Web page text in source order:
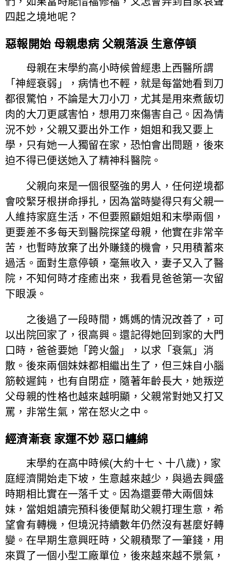
四起之境地呢？
惡報開始 母親患病 父親落淚 生意停頓
母親在末學約高小時候曾經患上西醫所謂
「神經衰弱」，病情也不輕，就是每當她看到刀
都很驚怕，不論是大刀小刀，尤其是用來煮飯切
肉的大刀更感害怕，想用刀來傷害自己。因為情
況不妙，父親又要出外工作，姐姐和我又要上
學，只有她一人獨留在家，恐怕會出問題，後來
迫不得已便送她入了精神科醫院。
父親向來是一個很堅強的男人，任何逆境都
會咬緊牙根拼命掙扎，因為當時變得只有父親一
人維持家庭生活，不但要照顧姐姐和末學兩個，
更要差不多每天到醫院探望母親，他實在非常辛
苦，也暫時放棄了出外賺錢的機會，只用積蓄來
過活。面對生意停頓，毫無收入，妻子又入了醫
院，不知何時才痊癒出來，我看見爸爸第一次留
下眼淚。
之後過了一段時間，媽媽的情況改善了，可
以出院回家了，很高興。還記得她回到家的大門
口時，爸爸要她「跨火盤」，以求「衰氣」消
散。後來兩個妹妹都相繼出生了，但三妹自小腦
筋較遲鈍，也有自閉症，隨著年齡長大，她叛逆
父母親的性格也越來越明顯，父親常對她又打又
罵，非常生氣，常在怒火之中。
經濟漸衰 家運不妙 惡口纏綿
末學約在高中時候(大約十七、十八歲)，家
庭經濟開始走下坡，生意越來越少，與過去興盛
時期相比實在一落千丈。因為還要帶大兩個妹
妹，當姐姐讀完預科後便幫助父親打理生意，希
望會有轉機，但境況持續數年仍然沒有甚麼好轉
變。在早期生意興旺時，父親積聚了一筆錢，用
來買了一個小型工廠單位，後來越來越不景氣，